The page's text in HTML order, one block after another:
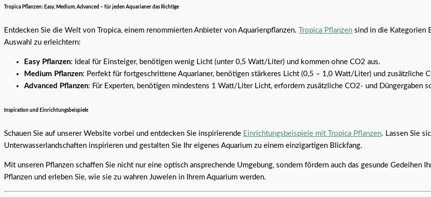
Tropica Pflanzen: Easy, Medium, Advanced – für jeden Aquarianer das Richtige
Entdecken Sie die Welt von Tropica, einem renommierten Anbieter von Aquarienpflanzen. Tropica Pflanzen sind in die Kategorien
Auswahl zu erleichtern:
Easy Pflanzen: Ideal für Einsteiger, benötigen wenig Licht (unter 0,5 Watt/Liter) und kommen ohne CO2 aus.
Medium Pflanzen: Perfekt für fortgeschrittene Aquarianer, benötigen stärkeres Licht (0,5 – 1,0 Watt/Liter) und zusätzliche
Advanced Pflanzen: Für Experten, benötigen mindestens 1 Watt/Liter Licht, erfordern zusätzliche CO2- und Düngergaben
Inspiration und Einrichtungsbeispiele
Schauen Sie auf unserer Website vorbei und entdecken Sie inspirierende Einrichtungsbeispiele mit Tropica Pflanzen. Lassen Sie
Unterwasserlandschaften inspirieren und gestalten Sie Ihr eigenes Aquarium zu einem einzigartigen Blickfang.
Mit unseren Pflanzen schaffen Sie nicht nur eine optisch ansprechende Umgebung, sondern fördern auch das gesunde Gedeihen
Pflanzen und erleben Sie, wie sie zu wahren Juwelen in Ihrem Aquarium werden.